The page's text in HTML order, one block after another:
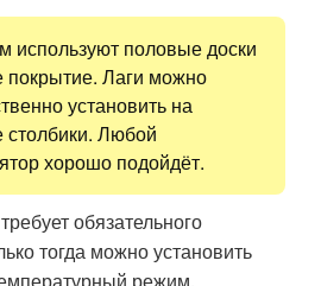
используют половые доски
покрытие. Лаги можно
установить на
столбики. Любой
хорошо подойдёт.
обязательного
тогда можно установить
режим.